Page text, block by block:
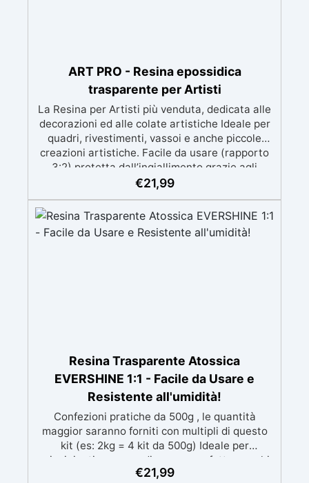
ART PRO - Resina epossidica
trasparente per Artisti
La Resina per Artisti più venduta, dedicata alle
decorazioni ed alle colate artistiche Ideale per
quadri, rivestimenti, vassoi e anche piccole
creazioni artistiche. Facile da usare (rapporto
3:2) protetta dall’ingiallimento grazie agli
speciali filtri UV Formula densa : non cola via,
in 12-24h garantendo una superficie lucida e
brillante
€21,99
Resina Trasparente Atossica
EVERSHINE 1:1 - Facile da Usare e
Resistente all'umidità!
Confezioni pratiche da 500g , le quantità
maggior saranno forniti con multipli di questo
kit (es: 2kg = 4 kit da 500g) Ideale per
principianti: a prova di errore, perfetta per chi
inizia. Sempre lucida: garantisce una finitura
€21,99